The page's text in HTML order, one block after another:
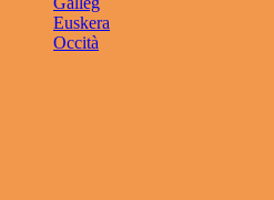
Euskera
Occità